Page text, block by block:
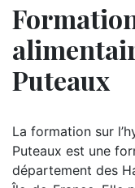
Puteaux
La formation sur
Puteaux est une
département des